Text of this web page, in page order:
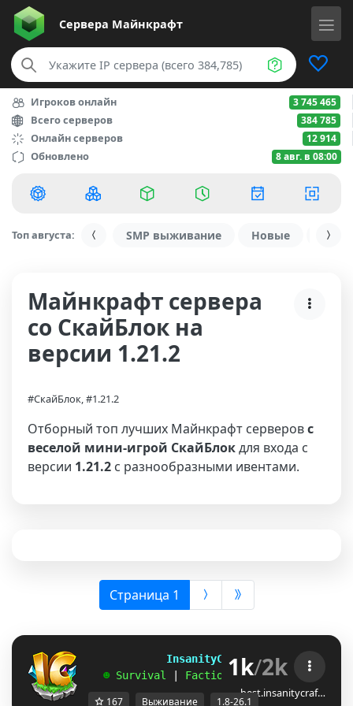
Сервера Майнкрафт
Игроков онлайн 3 745 465
Всего серверов 384 785
Онлайн серверов 12 914
Обновлено 8 авг. в 08:00
Топ августа: SMP выживание Новые С
Майнкрафт сервера
со СкайБлок на
версии 1.21.2
#СкайБлок, #1.21.2
Отборный топ лучших Майнкрафт серверовс
веселой мини-игрой СкайБлокдля входа с
версии 1.21.2 с разнообразными ивентами.
Страница 1 (выбрана)
InsanityCraft || 1.8 - 26.1
☻ Survival Factions | Skyblock
1k/2k
best.insanitycraf…
167 Выживание 1.8-26.1